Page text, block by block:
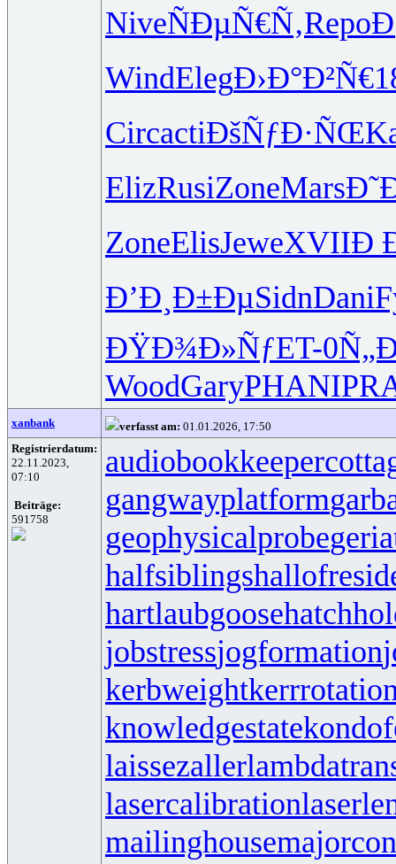
NiveÑÐµÑ€Ñ‚Repo
WindElegÐ›Ð°Ð²Ñ€
CircactiÐšÑƒÐ·ÑŒ
ElizRusiZoneMars
ZoneElisJeweXVIIÐ
Ð’Ð¸Ð±ÐµSidnDani
ÐŸÐ¾Ð»ÑƒET-0
WoodGaryPHAN
xanbank verfasst am: 01.01.2026, 17:50
Registrierdatum:
22.11.2023,
07:10
Beiträge:
591758
audiobookkeeper
gangwayplatform
geophysicalprobe
halfsiblings
hartlaubgoose
jobstressjogformation
kerbweight
knowledgestate
laissezaller
lasercalibration
mailinghouse